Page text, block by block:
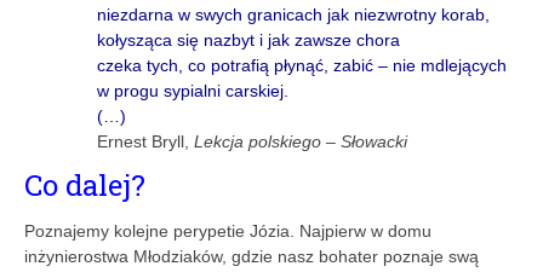
niezdarna w swych granicach jak niezwrotny korab,
kołysząca się nazbyt i jak zawsze chora
czeka tych, co potrafią płynąć, zabić – nie mdlejących
w progu sypialni carskiej.
(…)
Ernest Bryll, Lekcja polskiego – Słowacki
Co dalej?
Poznajemy kolejne perypetie Józia. Najpierw w domu
inżynierostwa Młodziaków, gdzie nasz bohater poznaje swą